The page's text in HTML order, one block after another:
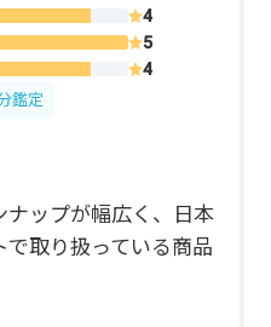
鑑定
ップが幅広く、日本
取り扱っている商品